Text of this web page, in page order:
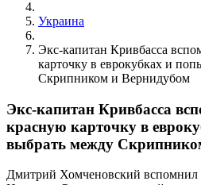
Украина
Экс-капитан Кривбасса
карточку в еврокубках и
Скрипником и Вернидубом
Экс-капитан Кривбасса
красную карточку в
выбрать между
Дмитрий Хомченовский вспомнил